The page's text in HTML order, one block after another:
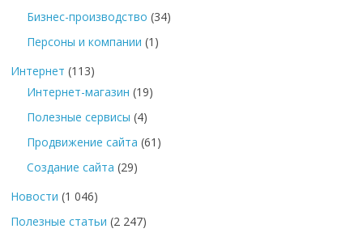
Бизнес-производство (34)
Персоны и компании (1)
Интернет (113)
Интернет-магазин (19)
Полезные сервисы (4)
Продвижение сайта (61)
Создание сайта (29)
Новости (1 046)
Полезные статьи (2 247)